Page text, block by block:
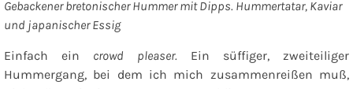
Gebackener bretonischer Hummer mit Dipps. Hummertatar, Kaviar
und japanischer Essig
Einfach ein crowd pleaser. Ein süffiger, zweiteiliger
Hummergang, bei dem ich mich zusammenreißen muß,